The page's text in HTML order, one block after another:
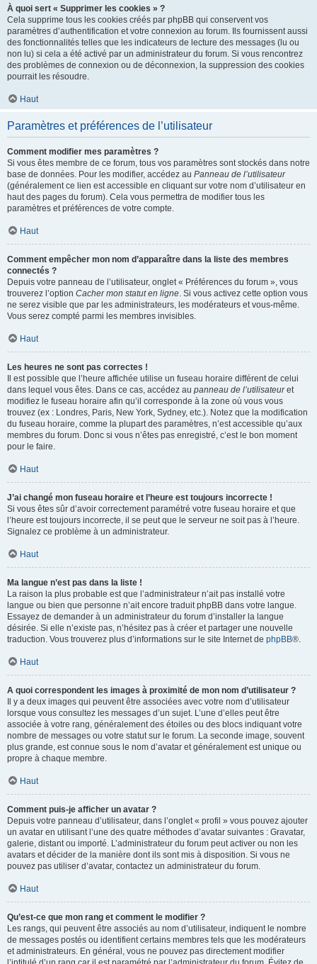
À quoi sert « Supprimer les cookies » ?
Cela supprime tous les cookies créés par phpBB qui conservent vos
paramètres d’authentification et votre connexion au forum. Ils fournissent aussi
des fonctionnalités telles que les indicateurs de lecture des messages (lu ou
non lu) si cela a été activé par un administrateur du forum. Si vous rencontrez
des problèmes de connexion ou de déconnexion, la suppression des cookies
pourrait les résoudre.
Haut
Paramètres et préférences de l’utilisateur
Comment modifier mes paramètres ?
Si vous êtes membre de ce forum, tous vos paramètres sont stockés dans notre
base de données. Pour les modifier, accédez au Panneau de l’utilisateur
(généralement ce lien est accessible en cliquant sur votre nom d’utilisateur en
haut des pages du forum). Cela vous permettra de modifier tous les
paramètres et préférences de votre compte.
Haut
Comment empêcher mon nom d’apparaître dans la liste des membres
connectés ?
Depuis votre panneau de l’utilisateur, onglet « Préférences du forum », vous
trouverez l’option Cacher mon statut en ligne. Si vous activez cette option vous
ne serez visible que par les administrateurs, les modérateurs et vous-même.
Vous serez compté parmi les membres invisibles.
Haut
Les heures ne sont pas correctes !
Il est possible que l’heure affichée utilise un fuseau horaire différent de celui
dans lequel vous êtes. Dans ce cas, accédez au panneau de l’utilisateuret
modifiez le fuseau horaire afin qu’il corresponde à la zone où vous vous
trouvez (ex : Londres, Paris, New York, Sydney, etc.). Notez que la modification
du fuseau horaire, comme la plupart des paramètres, n’est accessible qu’aux
membres du forum. Donc si vous n’êtes pas enregistré, c’est le bon moment
pour le faire.
Haut
J’ai changé mon fuseau horaire et l’heure est toujours incorrecte !
Si vous êtes sûr d’avoir correctement paramétré votre fuseau horaire et que
l’heure est toujours incorrecte, il se peut que le serveur ne soit pas à l’heure.
Signalez ce problème à un administrateur.
Haut
Ma langue n’est pas dans la liste !
La raison la plus probable est que l’administrateur n’ait pas installé votre
langue ou bien que personne n’ait encore traduit phpBB dans votre langue.
Essayez de demander à un administrateur du forum d’installer la langue
désirée. Si elle n’existe pas, n’hésitez pas à créer et partager une nouvelle
traduction. Vous trouverez plus d’informations sur le site Internet de phpBB®.
Haut
A quoi correspondent les images à proximité de mon nom d’utilisateur ?
Il y a deux images qui peuvent être associées avec votre nom d’utilisateur
lorsque vous consultez les messages d’un sujet. L’une d’elles peut être
associée à votre rang, généralement des étoiles ou des blocs indiquant votre
nombre de messages ou votre statut sur le forum. La seconde image, souvent
plus grande, est connue sous le nom d’avatar et généralement est unique ou
propre à chaque membre.
Haut
Comment puis-je afficher un avatar ?
Depuis votre panneau d’utilisateur, dans l’onglet « profil » vous pouvez ajouter
un avatar en utilisant l’une des quatre méthodes d’avatar suivantes : Gravatar,
galerie, distant ou importé. L’administrateur du forum peut activer ou non les
avatars et décider de la manière dont ils sont mis à disposition. Si vous ne
pouvez pas utiliser d’avatar, contactez un administrateur du forum.
Haut
Qu’est-ce que mon rang et comment le modifier ?
Les rangs, qui peuvent être associés au nom d’utilisateur, indiquent le nombre
de messages postés ou identifient certains membres tels que les modérateurs
et administrateurs. En général, vous ne pouvez pas directement modifier